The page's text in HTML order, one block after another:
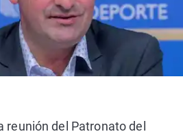
reunión del Patronato del